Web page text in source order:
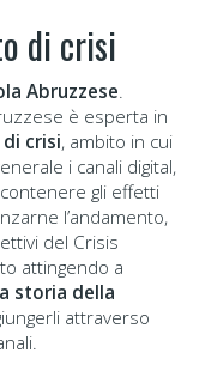
di crisi
Abruzzese
è esperta in
crisi, ambito in cui
i canali digital,
gli effetti
l’andamento,
del Crisis
attingendo a
storia della
attraverso